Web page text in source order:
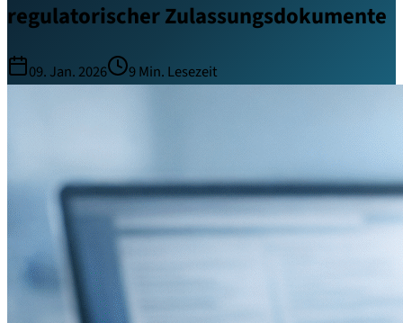
regulatorischer Zulassungsdokumente
09. Jan. 2026 9Min. Lesezeit